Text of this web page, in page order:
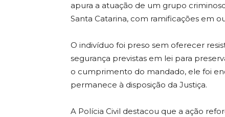
apura a atuação de um grupo
Santa Catarina, com ramificações em
O indivíduo foi preso sem oferecer
segurança previstas em lei para
o cumprimento do mandado, ele foi
permanece à disposição da Justiça.
A Polícia Civil destacou que a ação